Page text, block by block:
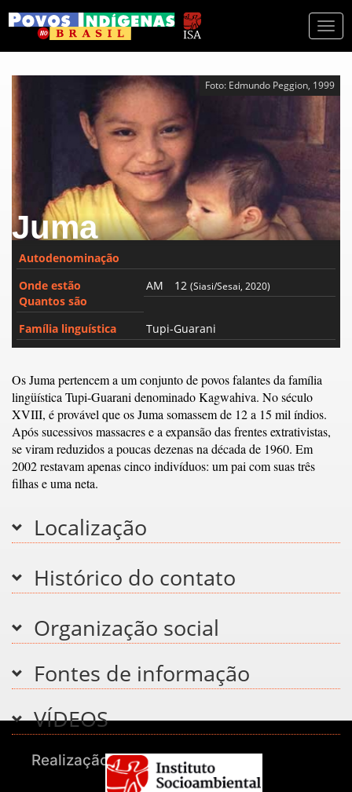
Foto: Edmundo Peggion, 1999
Juma
Autodenominação
Onde estão
Quantos são
AM 12(Siasi/Sesai, 2020)
Família linguística Tupi-Guarani
Os Juma pertencem a um conjunto de povos falantes da família
lingüística Tupi-Guarani denominado Kagwahiva. No século
XVIII, é provável que os Juma somassem de 12 a 15 mil índios.
Após sucessivos massacres e a expansão das frentes extrativistas,
se viram reduzidos a poucas dezenas na década de 1960. Em
2002 restavam apenas cinco indivíduos: um pai com suas três
filhas e uma neta.
Localização
Histórico do contato
Organização social
Fontes de informação
VÍDEOS